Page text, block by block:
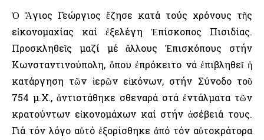
Ὁ Ἅγιος Γεώργιος ἔζησε κατά τούς χρόνους τῆς
εἰκονομαχίας καί ἐξελέγη Ἐπίσκοπος Πισιδίας.
Προσκληθεῖς μαζί μέ ἄλλους Ἐπισκόπους στήν
Κωνσταντινούπολη, ὅπου ἐπρόκειτο νά ἐπιβληθεῖ ἡ
κατάργηση τῶν ἱερῶν εἰκόνων, στήν Σύνοδο τοῦ
754 μ.Χ., ἀντιστάθηκε σθεναρά στά ἐντάλματα τῶν
κρατούντων εἰκονομάχων καί στήν ἀσέβειά τους.
Γιά τόν λόγο αὐτό ἐξορίσθηκε ἀπό τόν αὐτοκράτορα